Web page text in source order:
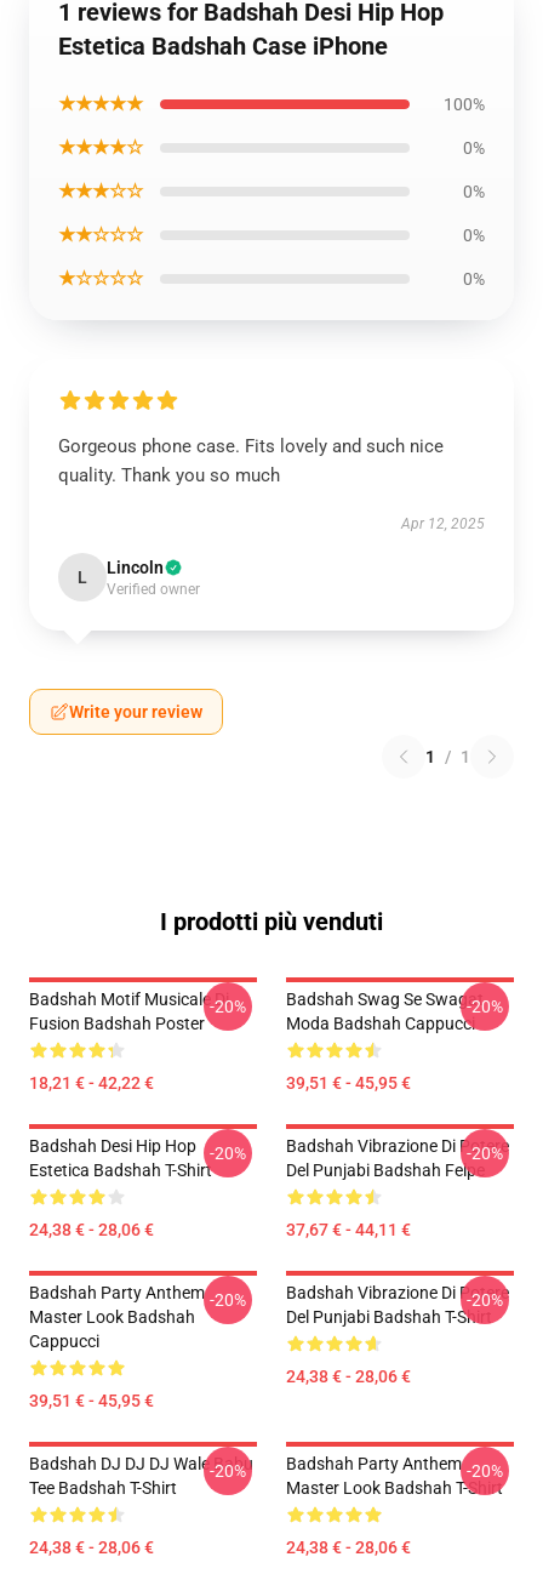
1 reviews for Badshah Desi Hip Hop
Estetica Badshah Case iPhone
★★★★★ 100%
★★★★☆ 0%
★★★☆☆ 0%
★★☆☆☆ 0%
★☆☆☆☆ 0%
Gorgeous phone case. Fits lovely and such nice
quality. Thank you so much
Apr 12, 2025
L Lincoln
Verified owner
Write your review
1 / 1
I prodotti più venduti
Badshah Motif Musicale Di
Fusion Badshah Poster
18,21 € - 42,22 €
-20%
Badshah Swag Se Swagat
Moda Badshah Cappucci
39,51 € - 45,95 €
-20%
Badshah Desi Hip Hop
Estetica Badshah T-Shirt
24,38 € - 28,06 €
-20%
Badshah Vibrazione Di Potere
Del Punjabi Badshah Felpe
37,67 € - 44,11 €
-20%
Badshah Party Anthem
Master Look Badshah
Cappucci
39,51 € - 45,95 €
-20%
Badshah Vibrazione Di Potere
Del Punjabi Badshah T-Shirt
24,38 € - 28,06 €
-20%
Badshah DJ DJ DJ Wale Babu
Tee Badshah T-Shirt
24,38 € - 28,06 €
-20%
Badshah Party Anthem
Master Look Badshah T-Shirt
24,38 € - 28,06 €
-20%